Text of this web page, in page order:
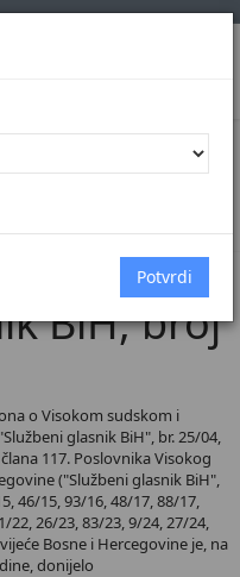
Broj 38/26
BiH, broj
o Visokom sudskom i
glasnik BiH", br. 25/04,
117. Poslovnika Visokog
("Službeni glasnik BiH",
46/15, 93/16, 48/17, 88/17,
22, 26/23, 83/23, 9/24, 27/24,
Bosne i Hercegovine je, na
donijelo